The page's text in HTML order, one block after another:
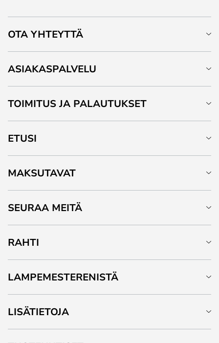
OTA YHTEYTTÄ
ASIAKASPALVELU
TOIMITUS JA PALAUTUKSET
ETUSI
MAKSUTAVAT
SEURAA MEITÄ
RAHTI
LAMPEMESTERENISTÄ
LISÄTIETOJA